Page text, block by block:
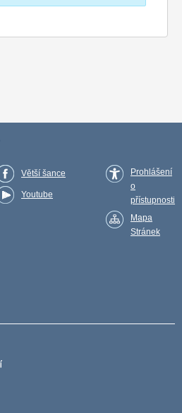
Větší šance
Youtube
Prohlášení
o
přístupnosti
Mapa
Stránek